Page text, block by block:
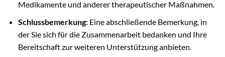
Medikamente und anderer therapeutischer Maßnahmen.
Schlussbemerkung:Eine abschließende Bemerkung, in
der Sie sich für die Zusammenarbeit bedanken und Ihre
Bereitschaft zur weiteren Unterstützung anbieten.